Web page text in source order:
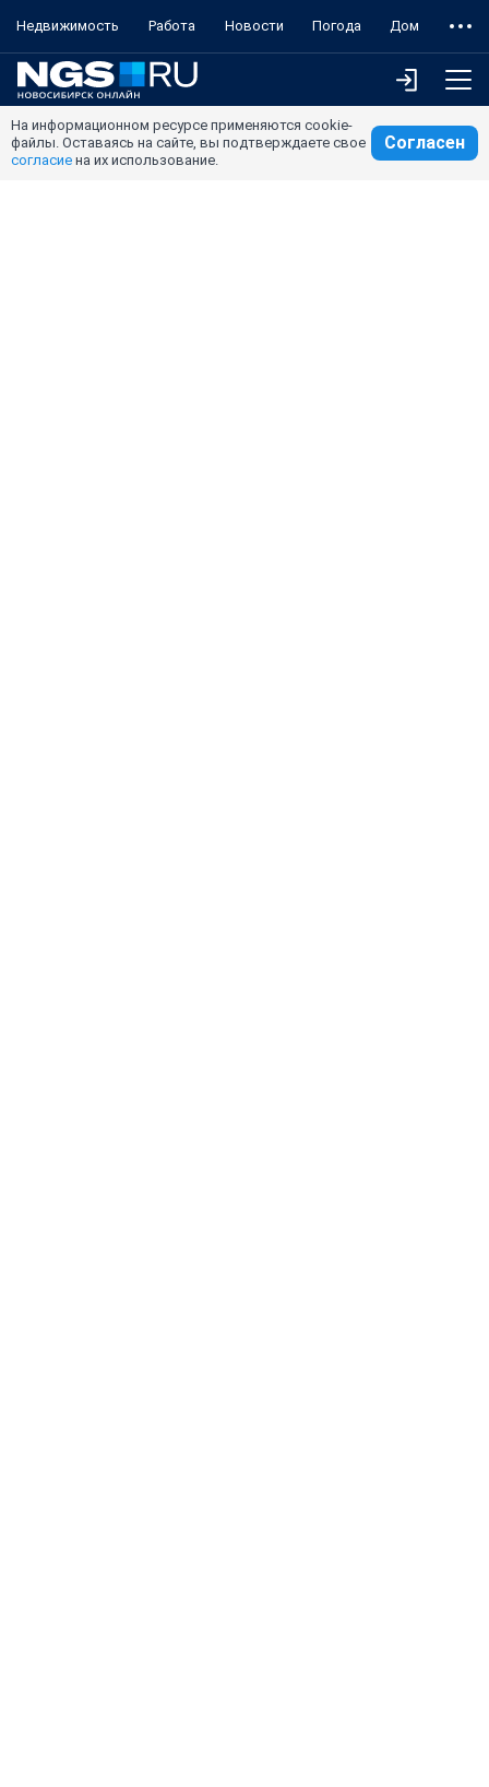
Недвижимость Работа Новости Погода Дом
На информационном ресурсе применяются cookie-
файлы. Оставаясь на сайте, вы подтверждаете свое
согласие на их использование.
Согласен